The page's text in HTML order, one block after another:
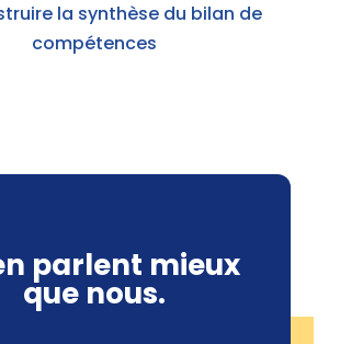
la synthèse du bilan de
compétences
parlent mieux
que nous.